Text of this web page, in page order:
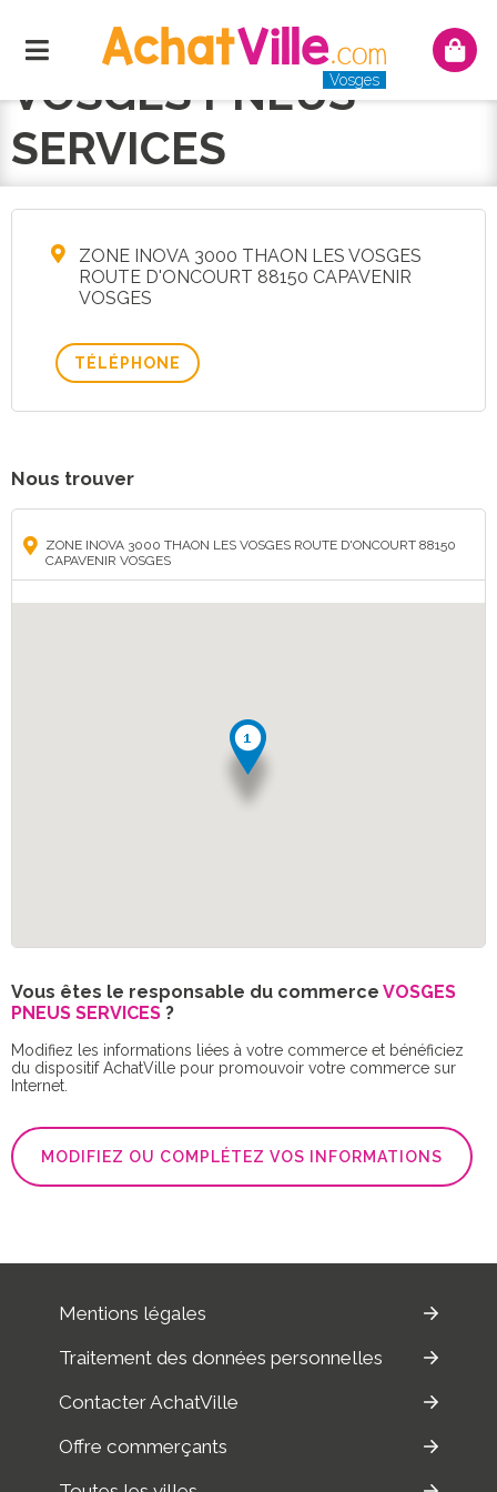
Menu
Vosges
Mon
panier
VOSGES PNEUS
SERVICES
ZONE INOVA 3000 THAON LES VOSGES
ROUTE D'ONCOURT 88150 CAPAVENIR
VOSGES
TÉLÉPHONE
Nous trouver
ZONE INOVA 3000 THAON LES VOSGES ROUTE D'ONCOURT 88150
CAPAVENIR VOSGES
Vous êtes le responsable du commerce VOSGES
PNEUS SERVICES ?
Modifiez les informations liées à votre commerce et bénéficiez
du dispositif AchatVille pour promouvoir votre commerce sur
Internet.
MODIFIEZ OU COMPLÉTEZ VOS INFORMATIONS
Mentions légales
Traitement des données personnelles
Contacter AchatVille
Offre commerçants